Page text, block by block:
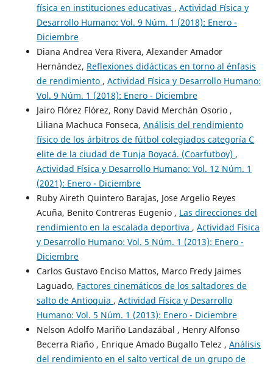
física en instituciones educativas , Actividad Física y
Desarrollo Humano: Vol. 9 Núm. 1 (2018): Enero -
Diciembre
Diana Andrea Vera Rivera, Alexander Amador
Hernández, Reflexiones didácticas en torno al énfasis
de rendimiento , Actividad Física y Desarrollo Humano:
Vol. 9 Núm. 1 (2018): Enero - Diciembre
Jairo Flórez Flórez, Rony David Merchán Osorio ,
Liliana Machuca Fonseca, Análisis del rendimiento
físico de los árbitros de fútbol colegiados categoría C
elite de la ciudad de Tunja Boyacá. (Coarfutboy) ,
Actividad Física y Desarrollo Humano: Vol. 12 Núm. 1
(2021): Enero - Diciembre
Ruby Aireth Quintero Barajas, Jose Argelio Reyes
Acuña, Benito Contreras Eugenio , Las direcciones del
rendimiento en la escalada deportiva , Actividad Física
y Desarrollo Humano: Vol. 5 Núm. 1 (2013): Enero -
Diciembre
Carlos Gustavo Enciso Mattos, Marco Fredy Jaimes
Laguado, Factores cinemáticos de los saltadores de
salto de Antioquia , Actividad Física y Desarrollo
Humano: Vol. 5 Núm. 1 (2013): Enero - Diciembre
Nelson Adolfo Mariño Landazábal , Henry Alfonso
Becerra Riaño , Enrique Amado Bugallo Telez , Análisis
del rendimiento en el salto vertical de un grupo de